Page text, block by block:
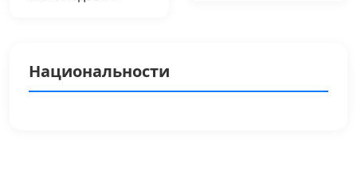
Национальности